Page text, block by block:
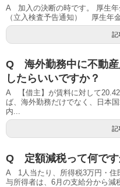
A 加入の決断の時です。 厚生年
（立入検査予告通知） 厚生年
記
Q 海外勤務中に不動産
したらいいですか？
A 【借主】が賃料に対して
ば、海外勤務だけでなく、日本
内...
記
Q 定額減税って何です
A 1人当たり、所得税3万円・住
与所得者は、6月の支給分から減